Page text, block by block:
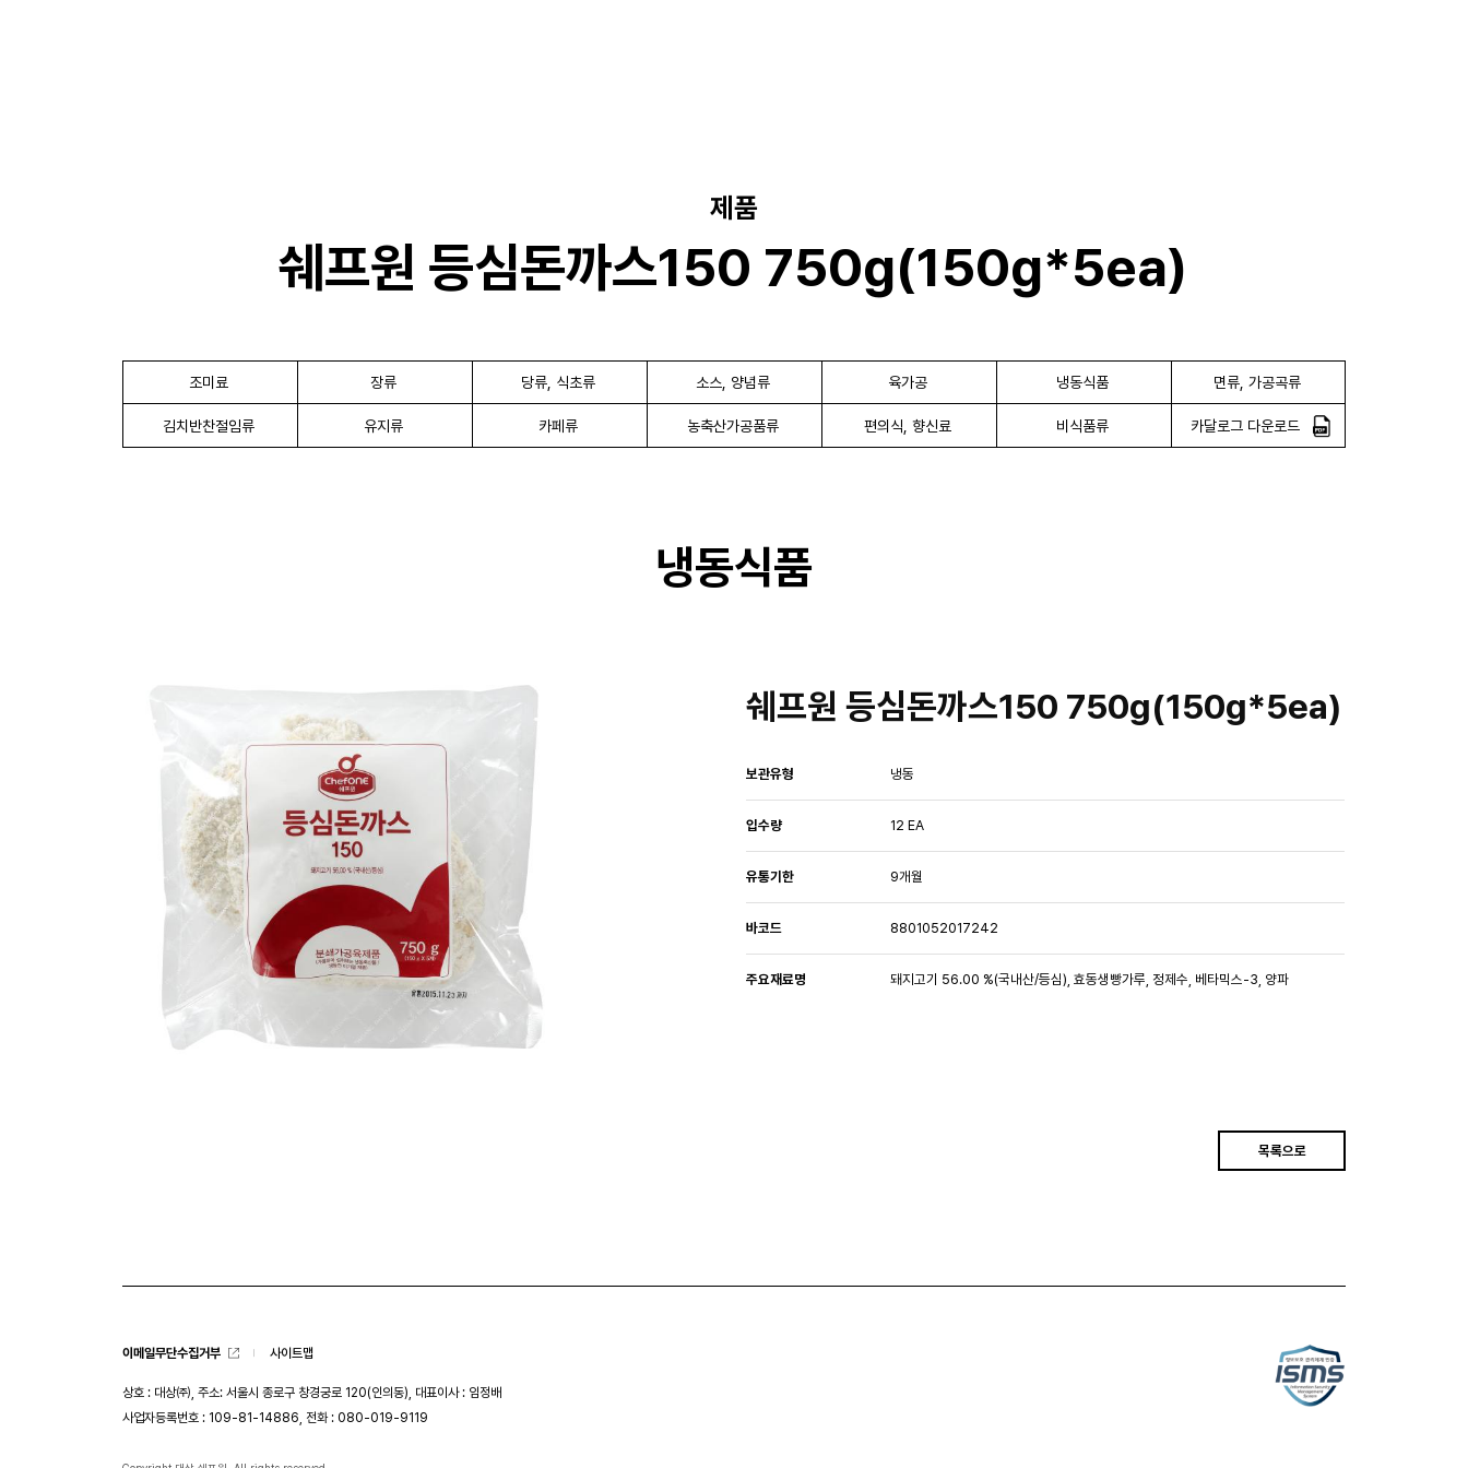
제품
쉐프원 등심돈까스150 750g(150g*5ea)
조미료 장류 당류, 식초류 소스, 양념류 육가공 냉동식품 면류, 가공곡류
김치반찬절임류 유지류 카페류 농축산가공품류 편의식, 향신료 비식품류 카달로그 다운로드
냉동식품
쉐프원 등심돈까스150 750g(150g*5ea)
보관유형 냉동
입수량 12 EA
유통기한 9개월
바코드 8801052017242
주요재료명 돼지고기 56.00 %(국내산/등심), 효동생빵가루, 정제수, 베타믹스-3, 양파
목록으로
이메일무단수집거부 사이트맵
상호 : 대상㈜, 주소: 서울시 종로구 창경궁로 120(인의동), 대표이사 : 임정배
사업자등록번호 : 109-81-14886, 전화 : 080-019-9119